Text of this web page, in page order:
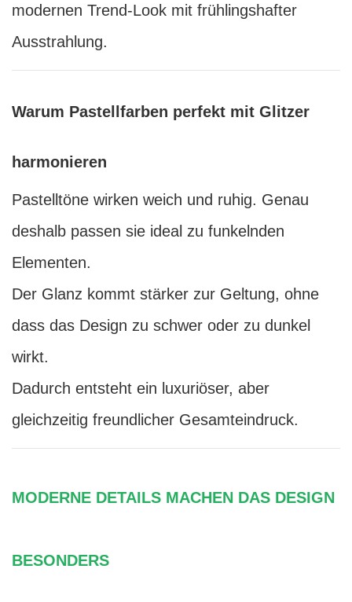
modernen Trend-Look mit frühlingshafter
Ausstrahlung.
Warum Pastellfarben perfekt mit Glitzer
harmonieren
Pastelltöne wirken weich und ruhig. Genau
deshalb passen sie ideal zu funkelnden
Elementen.
Der Glanz kommt stärker zur Geltung, ohne
dass das Design zu schwer oder zu dunkel
wirkt.
Dadurch entsteht ein luxuriöser, aber
gleichzeitig freundlicher Gesamteindruck.
MODERNE DETAILS MACHEN DAS DESIGN
BESONDERS